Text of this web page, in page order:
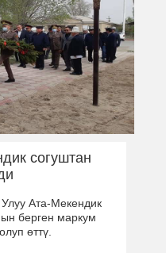
согуштан
Ата-Мекендик
берген маркум
өттү.